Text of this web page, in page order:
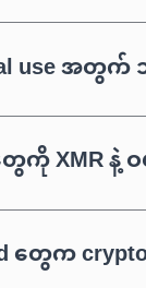
use အတွက်
ကို XMR နဲ့
တွေက